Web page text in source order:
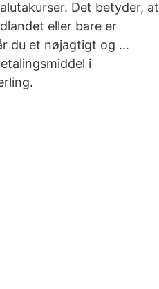
Det betyder, at
eller bare er
du et nøjagtigt og …
i